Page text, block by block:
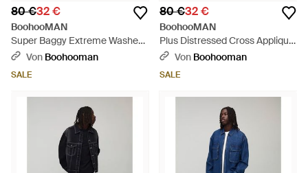
80 €32 €
BoohooMAN
Super Baggy Extreme Washed
Laser Printed Denim Jeans -
Von Boohooman
SALE
80 €32 €
BoohooMAN
Plus Distressed Cross Applique
Tinted Relaxed Fit Jeans - Grün
Von Boohooman
SALE